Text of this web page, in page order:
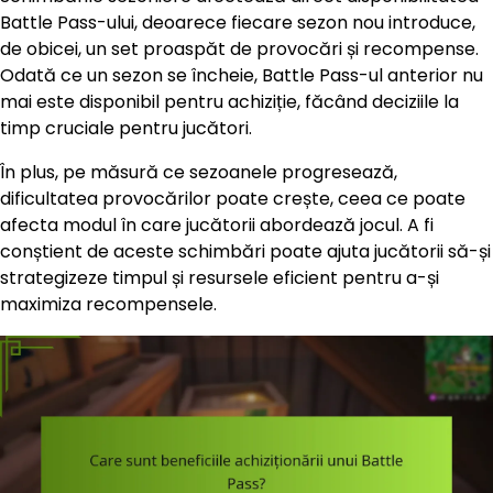
Battle Pass-ului, deoarece fiecare sezon nou introduce,
de obicei, un set proaspăt de provocări și recompense.
Odată ce un sezon se încheie, Battle Pass-ul anterior nu
mai este disponibil pentru achiziție, făcând deciziile la
timp cruciale pentru jucători.
În plus, pe măsură ce sezoanele progresează,
dificultatea provocărilor poate crește, ceea ce poate
afecta modul în care jucătorii abordează jocul. A fi
conștient de aceste schimbări poate ajuta jucătorii să-și
strategizeze timpul și resursele eficient pentru a-și
maximiza recompensele.